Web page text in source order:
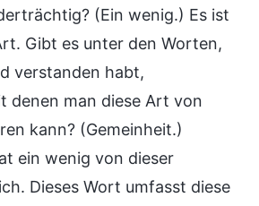
(Ein wenig.) Es ist
Gibt es unter den Worten,
verstanden habt,
denen man diese Art von
kann? (Gemeinheit.)
ein wenig von dieser
Dieses Wort umfasst diese